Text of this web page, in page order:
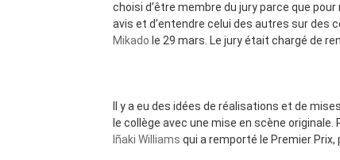
choisi d’être membre du jury parce que pour
avis et d’entendre celui des autres sur des
Mikado le 29 mars. Le jury était chargé de
Il y a eu des idées de réalisations et de
le collège avec une mise en scène originale.
Iñaki Williams qui a remporté le Premier